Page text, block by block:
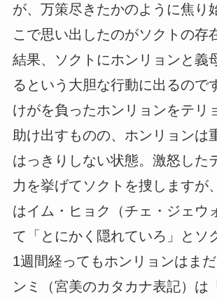
が、万策尽きたかのように焦り
こで思い出したのがソクトの存
結果、ソクトにホンリョンと義
るという大胆な行動に出るので
けがを負ったホンリョンをテリ
助け出すものの、ホンリョンは
はっきりしない状態。激怒した
力を挙げてソクトを捜しますが
はイム・ヒョク（チェ・ジェウ
て「とにかく隠れていろ」とソ
1週間経ってもホンリョンはま
ンミ（宮美のカタカナ表記）は